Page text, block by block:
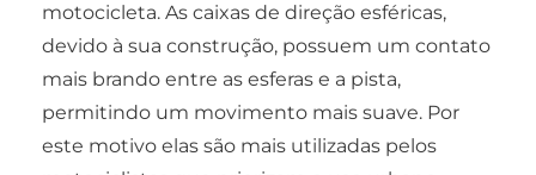
motocicleta. As caixas de direção esféricas,
devido à sua construção, possuem um contato
mais brando entre as esferas e a pista,
permitindo um movimento mais suave. Por
este motivo elas são mais utilizadas pelos